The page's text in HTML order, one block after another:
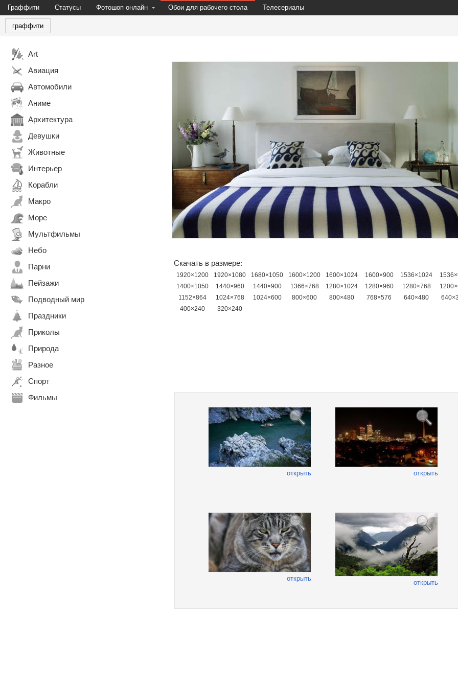
Граффити Статусы Фотошоп онлайн Обои для рабочего стола Телесериалы
граффити
Art
Авиация
Автомобили
Аниме
Архитектура
Девушки
Животные
Интерьер
Корабли
Макро
Море
Мультфильмы
Небо
Парни
Пейзажи
Подводный мир
Праздники
Приколы
Природа
Разное
Спорт
Фильмы
Скачать в размере:
1920×1200 1920×1080 1680×1050 1600×1200 1600×1024 1600×900 1536×1024
1400×1050
1440×960 1440×900 1366×768 1280×1024 1280×960 1280×768
1152×864
1024×768 1024×600 800×600 800×480 768×576 640×480
400×240
320×240
открыть открыть
открыть
открыть